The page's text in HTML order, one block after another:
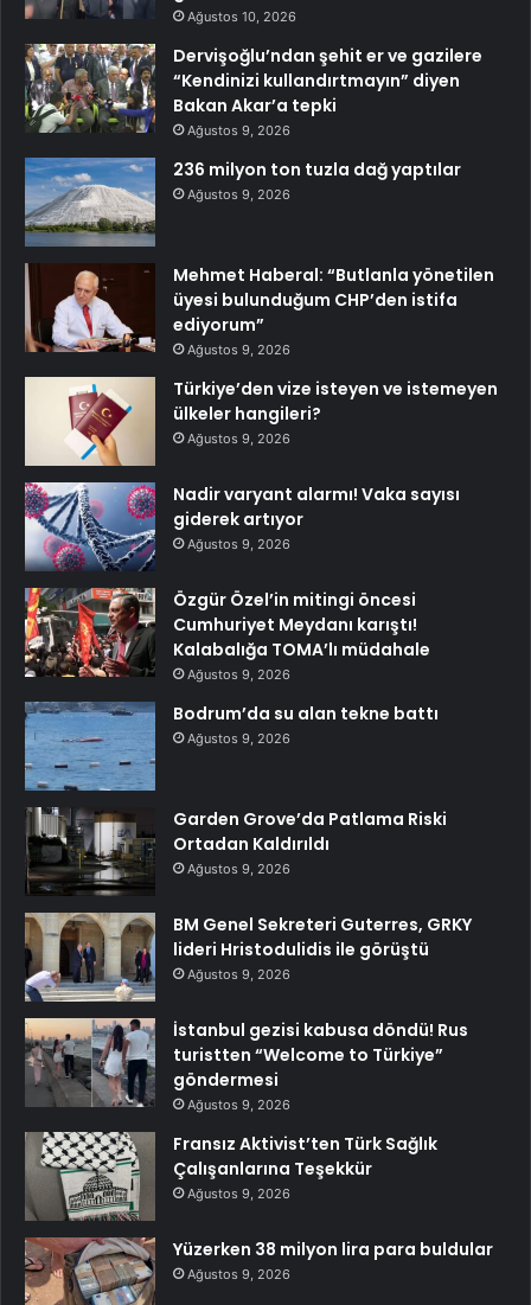
Ağustos 10, 2026
Dervişoğlu’ndan şehit er ve gazilere
“Kendinizi kullandırtmayın” diyen
Bakan Akar’a tepki
Ağustos 9, 2026
236 milyon ton tuzla dağ yaptılar
Ağustos 9, 2026
Mehmet Haberal: “Butlanla yönetilen
üyesi bulunduğum CHP’den istifa
ediyorum”
Ağustos 9, 2026
Türkiye’den vize isteyen ve istemeyen
ülkeler hangileri?
Ağustos 9, 2026
Nadir varyant alarmı! Vaka sayısı
giderek artıyor
Ağustos 9, 2026
Özgür Özel’in mitingi öncesi
Cumhuriyet Meydanı karıştı!
Kalabalığa TOMA’lı müdahale
Ağustos 9, 2026
Bodrum’da su alan tekne battı
Ağustos 9, 2026
Garden Grove’da Patlama Riski
Ortadan Kaldırıldı
Ağustos 9, 2026
BM Genel Sekreteri Guterres, GRKY
lideri Hristodulidis ile görüştü
Ağustos 9, 2026
İstanbul gezisi kabusa döndü! Rus
turistten “Welcome to Türkiye”
göndermesi
Ağustos 9, 2026
Fransız Aktivist’ten Türk Sağlık
Çalışanlarına Teşekkür
Ağustos 9, 2026
Yüzerken 38 milyon lira para buldular
Ağustos 9, 2026